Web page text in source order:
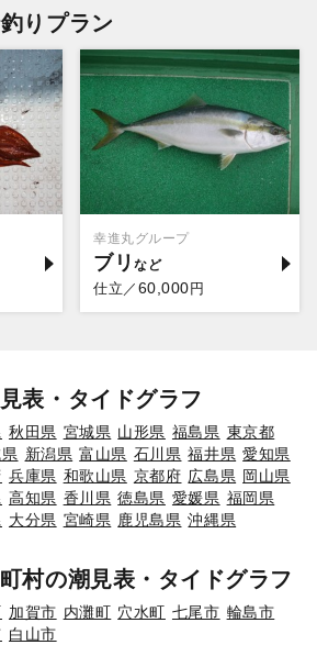
りプラン
幸進丸グループ
ブリ
仕立／ 60,000 円
表・タイドグラフ
秋田県 宮城県 山形県 福島県 東京都
新潟県 富山県 石川県 福井県 愛知県
兵庫県 和歌山県 京都府 広島県 岡山県
高知県 香川県 徳島県 愛媛県 福岡県
大分県 宮崎県 鹿児島県 沖縄県
村の潮見表・タイドグラフ
加賀市 内灘町 穴水町 七尾市 輪島市
白山市